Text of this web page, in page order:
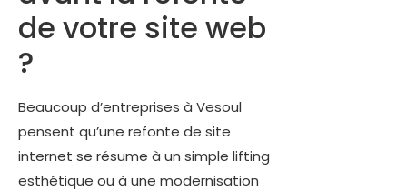
de votre site web
?
Beaucoup d’entreprises à Vesoul
pensent qu’une refonte de site
internet se résume à un simple lifting
esthétique ou à une modernisation